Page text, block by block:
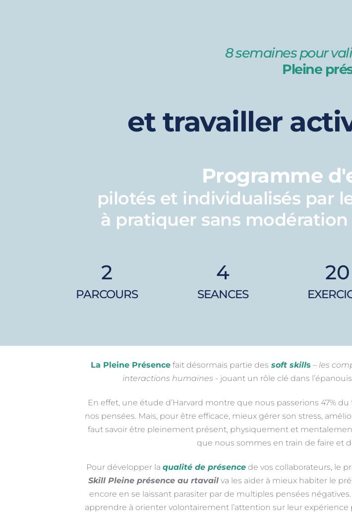
8 semaines pour
Pleine
et travailler
Programme
pilotés et individualisés par
à pratiquer sans
2
PARCOURS
4
SEANCES
20
La Pleine Présence fait désormais partie des soft skills – les
interactions humaines - jouant un rôle clé dans
En effet, une étude d’Harvard montre que nous passerions 47%
nos pensées. Mais, pour être efficace, mieux gérer son stress,
faut savoir être pleinement présent, physiquement et
que nous sommes en train de faire et
Pour développer la qualité de présence de vos collaborateurs, le
Skill Pleine présence au rtavail va les aider à mieux habiter le
encore en se laissant parasiter par de multiples pensées
apprendre à orienter volontairement l’attention sur leur